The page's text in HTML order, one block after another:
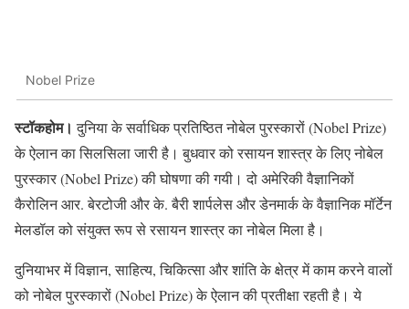
Nobel Prize
स्टॉकहोम। दुनिया के सर्वाधिक प्रतिष्ठित नोबेल पुरस्कारों (Nobel Prize)
के ऐलान का सिलसिला जारी है। बुधवार को रसायन शास्त्र के लिए नोबेल
पुरस्कार (Nobel Prize) की घोषणा की गयी। दो अमेरिकी वैज्ञानिकों
कैरोलिन आर. बेरटोजी और के. बैरी शार्पलेस और डेनमार्क के वैज्ञानिक मॉर्टेन
मेलडॉल को संयुक्त रूप से रसायन शास्त्र का नोबेल मिला है।
दुनियाभर में विज्ञान, साहित्य, चिकित्सा और शांति के क्षेत्र में काम करने वालों
को नोबेल पुरस्कारों (Nobel Prize) के ऐलान की प्रतीक्षा रहती है। ये